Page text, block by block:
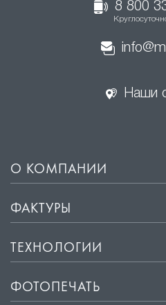
8 800
Наши
О КОМПАНИИ
ФАКТУРЫ
ТЕХНОЛОГИИ
ФОТОПЕЧАТЬ